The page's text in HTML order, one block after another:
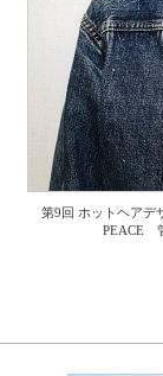
第9回 ホットヘア
PEACE